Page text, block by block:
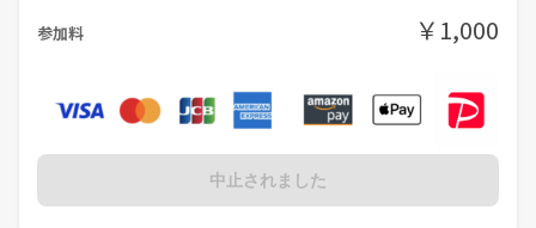
参加料 ￥1,000
中止されました